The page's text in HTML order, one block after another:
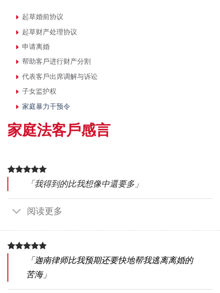
起草婚前协议
起草财产处理协议
申请离婚
帮助客⼾进⾏财产分割
代表客⼾出席调解与诉讼
⼦⼥监护权
家庭暴力干预令
家庭法客戶感言
「我得到的比我想像中還要多」
阅读更多
「迦南律师比我预期还要快地帮我逃离离婚的
苦海」